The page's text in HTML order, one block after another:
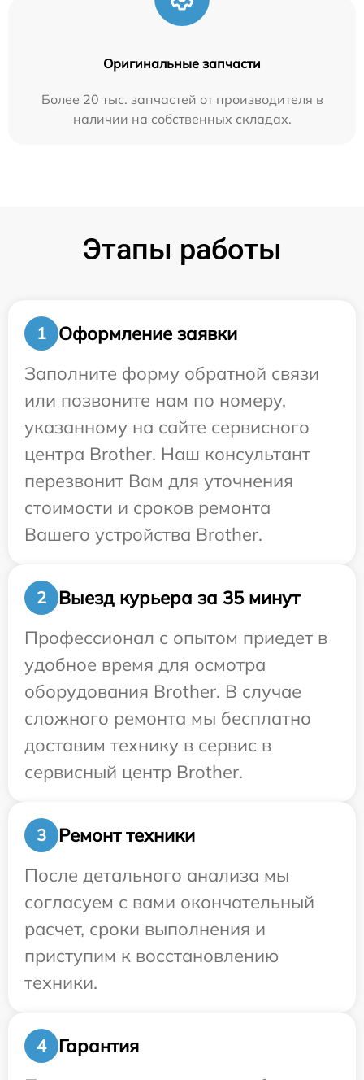
Оригинальные запчасти
Более 20 тыс. запчастей от производителя в
наличии на собственных складах.
Этапы работы
1
Оформление заявки
Заполните форму обратной связи
или позвоните нам по номеру,
указанному на сайте сервисного
центра Brother. Наш консультант
перезвонит Вам для уточнения
стоимости и сроков ремонта
Вашего устройства Brother.
2
Выезд курьера за 35 минут
Профессионал с опытом приедет в
удобное время для осмотра
оборудования Brother. В случае
сложного ремонта мы бесплатно
доставим технику в сервис в
сервисный центр Brother.
3
Ремонт техники
После детального анализа мы
согласуем с вами окончательный
расчет, сроки выполнения и
приступим к восстановлению
техники.
4
Гарантия